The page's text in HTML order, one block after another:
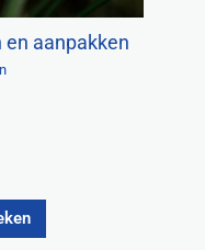
aanpakken